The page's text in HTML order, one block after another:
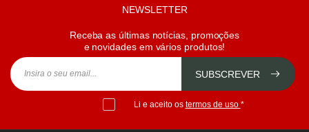
NEWSLETTER
Receba as últimas notícias, promoções
e novidades em vários produtos!
SUBSCREVER
Li e aceito os termos de uso *